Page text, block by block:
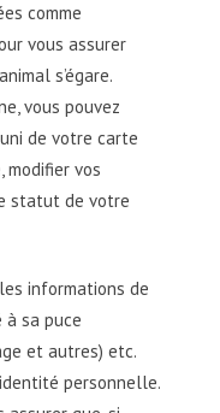
comme
vous assurer
s’égare.
vous pouvez
de votre carte
modifier vos
statut de votre
informations de
sa puce
et autres) etc.
personnelle.